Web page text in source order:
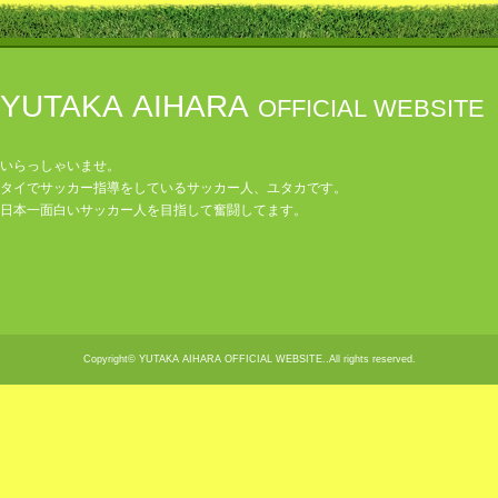
YUTAKA AIHARA OFFICIAL WEBSITE
いらっしゃいませ。
タイでサッカー指導をしているサッカー人、ユタカです。
日本一面白いサッカー人を目指して奮闘してます。
Copyright© YUTAKA AIHARA OFFICIAL WEBSITE..All rights reserved.